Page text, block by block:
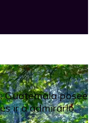
Guatemala posee
ir a admirarlo